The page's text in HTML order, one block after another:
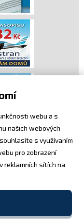
webu a s
našich webových
s využívaním
pro zobrazení
reklamních sítích na